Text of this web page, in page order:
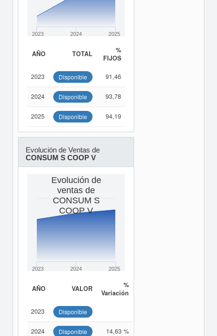
2023 2024 2025
AÑO TOTAL
%
FIJOS
2023 Disponible 91,46
2024 Disponible 93,78
2025 Disponible 94,19
Evolución de Ventas de
CONSUM S COOP V
Evolución de
ventas de
CONSUM S
COOP V
2023 2024 2025
AÑO VALOR
%
Variación
2023 Disponible
2024 Disponible 14,63 %